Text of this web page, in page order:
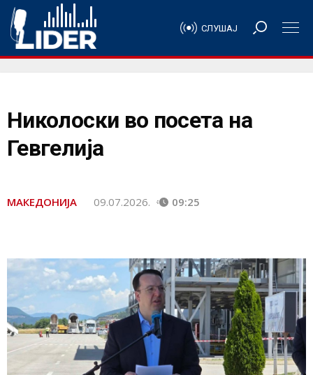
СЛУШАЈ
Николоски во посета на
Гевгелија
МАКЕДОНИЈА 09.07.2026. 09:25